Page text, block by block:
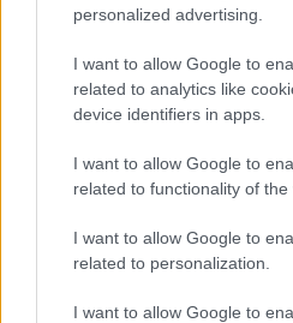
personalized advertising.
I want to allow Google to
related to analytics like
device identifiers in apps.
I want to allow Google to
related to functionality of the
I want to allow Google to
related to personalization.
I want to allow Google to
All we need to do is
keep talking
2025. március 29.